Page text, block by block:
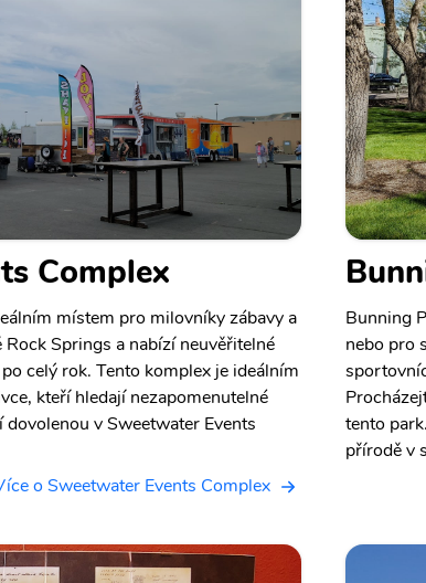
Complex
místem pro milovníky zábavy a
Springs a nabízí neuvěřitelné
celý rok. Tento komplex je ideálním
kteří hledají nezapomenutelné
v Sweetwater Events
o Sweetwater Events Complex
Bunning
nebo pro
tento
přírodě v